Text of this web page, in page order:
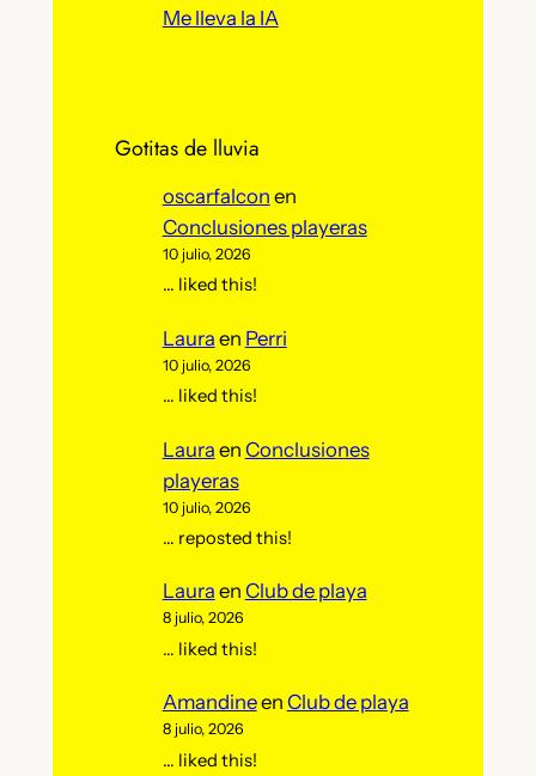
Me lleva la IA
Gotitas de lluvia
oscarfalcon en
Conclusiones playeras
10 julio, 2026
… liked this!
Laura en Perri
10 julio, 2026
… liked this!
Laura en Conclusiones
playeras
10 julio, 2026
… reposted this!
Laura en Club de playa
8 julio, 2026
… liked this!
Amandineen Club de playa
8 julio, 2026
… liked this!